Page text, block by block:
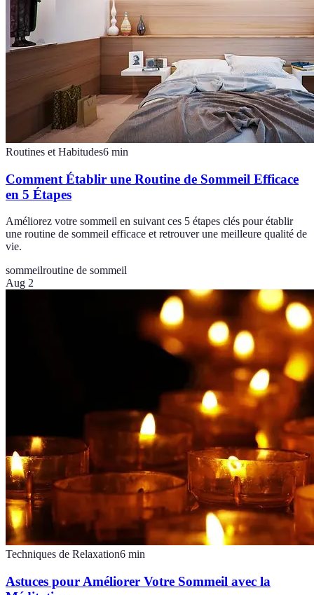
Routines et Habitudes6 min
Comment Établir une Routine de Sommeil Efficace
en 5 Étapes
Améliorez votre sommeil en suivant ces 5 étapes clés pour établir
une routine de sommeil efficace et retrouver une meilleure qualité de
vie.
sommeilroutine de sommeil
Aug 2
Techniques de Relaxation6 min
Astuces pour Améliorer Votre Sommeil avec la